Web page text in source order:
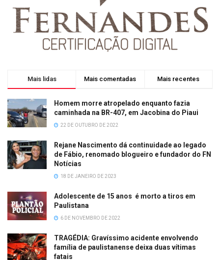
Mais lidas Mais comentadas Mais recentes
Homem morre atropelado enquanto fazia
caminhada na BR-407, em Jacobina do Piaui
22 DE OUTUBRO DE 2022
Rejane Nascimento dá continuidade ao legado
de Fábio, renomado blogueiro e fundador do FN
Notícias
18 DE JANEIRO DE 2023
Adolescente de 15 anos é morto a tiros em
Paulistana
6 DE NOVEMBRO DE 2022
TRAGÉDIA: Gravíssimo acidente envolvendo
família de paulistanense deixa duas vítimas
fatais